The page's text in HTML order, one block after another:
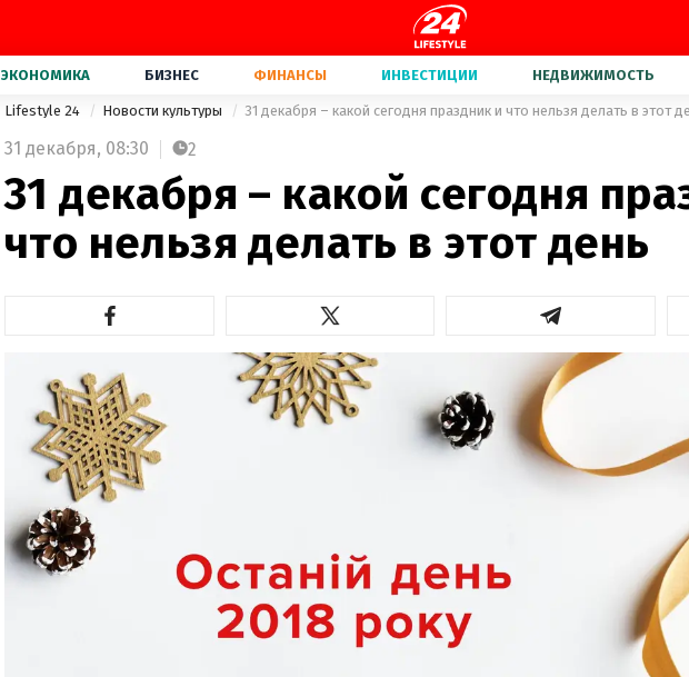
ЭКОНОМИКА БИЗНЕС ФИНАНСЫ ИНВЕСТИЦИИ НЕДВИЖИМОСТЬ
Lifestyle 24 Новости культуры 31 декабря – какой сегодня праздник и что нельзя делать в этот
31 декабря, 08:30 2
31 декабря – какой сегодня
что нельзя делать в этот день